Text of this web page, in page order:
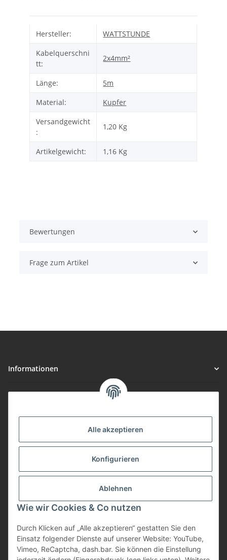
Alle akzeptieren
Konfigurieren
Ablehnen
Wie wir Cookies & Co nutzen
Durch Klicken auf „Alle akzeptieren“ gestatten Sie den
Einsatz folgender Dienste auf unserer Website: YouTube,
Vimeo, ReCaptcha, dash.bar. Sie können die Einstellung
Hersteller:
WATTSTUNDE
Kabelquerschni
tt:
2x4mm²
Länge:
5m
Material:
Kupfer
Versandgewicht
:
1,20 Kg
Artikelgewicht: 1,16 Kg
Bewertungen
Frage zum Artikel
Informationen
Gute Preis/Leistung
viele Zahlungsarten
Günstige Versandkosten
Zahlungsarten